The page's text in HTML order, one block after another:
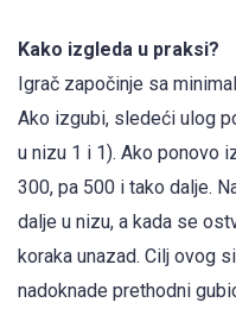
Kako izgleda u praksi?
Igrač započinje sa
Ako izgubi, sledeći ulog
u nizu 1 i 1). Ako ponovo
300, pa 500 i tako dalje.
dalje u nizu, a kada se
koraka unazad. Cilj ovog
nadoknade prethodni